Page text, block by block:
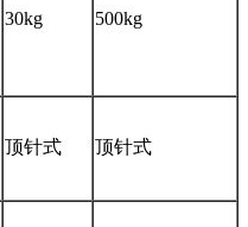
30kg 500kg
顶针式 顶针式